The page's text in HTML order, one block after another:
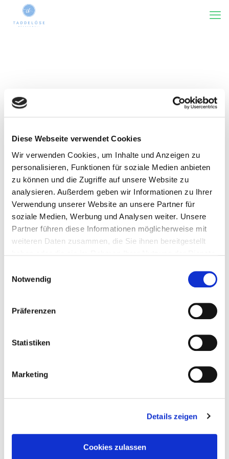
Diese Webseite verwendet Cookies
Wir verwenden Cookies, um Inhalte und Anzeigen zu
personalisieren, Funktionen für soziale Medien anbieten
zu können und die Zugriffe auf unsere Website zu
analysieren. Außerdem geben wir Informationen zu Ihrer
Verwendung unserer Website an unsere Partner für
soziale Medien, Werbung und Analysen weiter. Unsere
Partner führen diese Informationen möglicherweise mit
weiteren Daten zusammen, die Sie ihnen bereitgestellt
Notwendig
Präferenzen
Statistiken
Marketing
Details zeigen
Cookies zulassen
Kategorie(n) Tags
Rezensiert von
Zeige alles
Die Unheimliche Bibliothek